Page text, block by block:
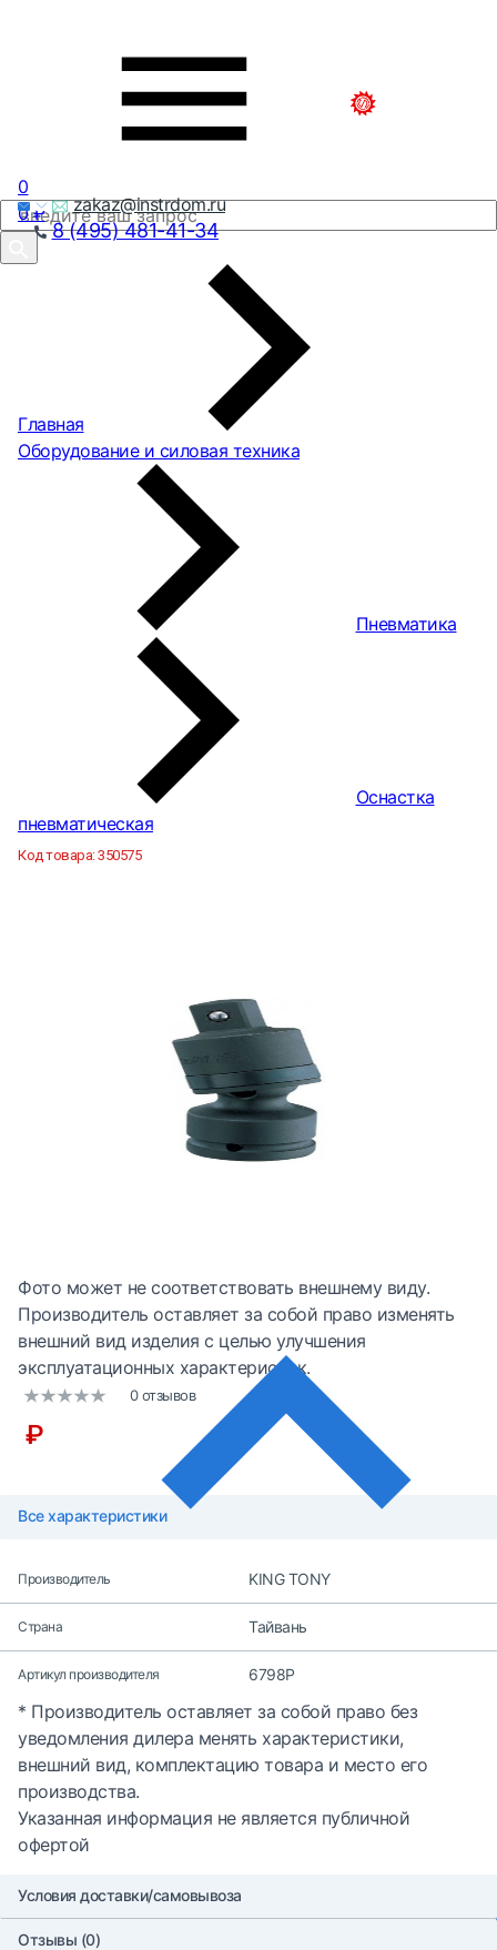
zakaz@instrdom.ru
8 (495) 481-41-34
0
0₽
Главная
Оборудование и силовая техника
Пневматика
Оснастка
пневматическая
Код товара:350575
Фото может не соответствовать внешнему виду.
Производитель оставляет за собой право изменять
внешний вид изделия с целью улучшения
эксплуатационных характеристик.
0 отзывов
₽
Все характеристики
Производитель KING TONY
Страна Тайвань
Артикул производителя 6798P
* Производитель оставляет за собой право без
уведомления дилера менять характеристики,
внешний вид, комплектацию товара и место его
производства.
Указанная информация не является публичной
офертой
Условия доставки/самовывоза
Отзывы (0)